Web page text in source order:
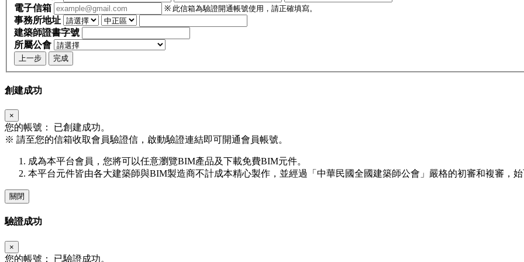
電子信箱
※ 此信箱為驗證開通帳號使用，請正確填寫。
事務所地址
建築師證書字號
所屬公會
上一步 完成
創建成功
×
您的帳號：
已創建成功。
※ 請至您的信箱收取會員驗證信，啟動驗證連結即可開通會員帳號。
成為本平台會員，您將可以任意瀏覽BIM產品及下載免費BIM元件。
本平台元件皆由各大建築師與BIM製造商不計成本精心製作，並經過「中華民國全國建築師公會」嚴格的初審和複審，
關閉
驗證成功
×
您的帳號： 已驗證成功。